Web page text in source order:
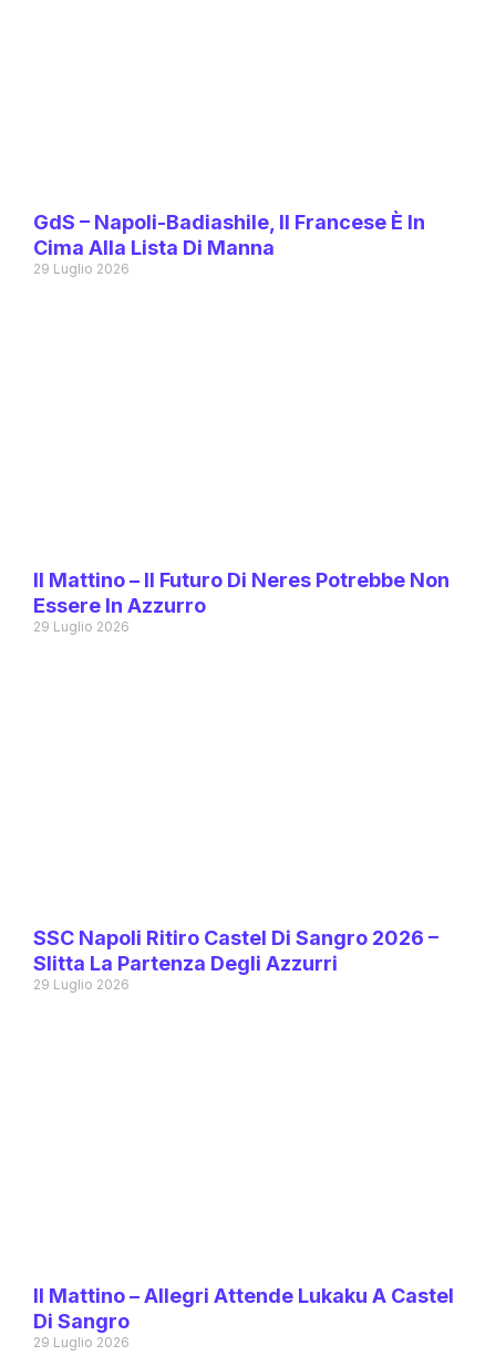
GdS – Napoli-Badiashile, Il Francese È In
Cima Alla Lista Di Manna
29 Luglio 2026
Il Mattino – Il Futuro Di Neres Potrebbe Non
Essere In Azzurro
29 Luglio 2026
SSC Napoli Ritiro Castel Di Sangro 2026 –
Slitta La Partenza Degli Azzurri
29 Luglio 2026
Il Mattino – Allegri Attende Lukaku A Castel
Di Sangro
29 Luglio 2026